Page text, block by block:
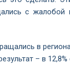
с
в
– в